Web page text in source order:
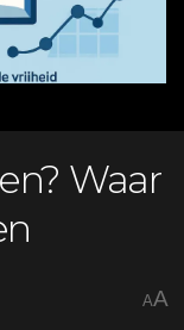
Waar
AA